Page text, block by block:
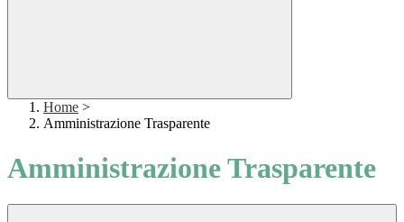
Home >
Amministrazione Trasparente
Amministrazione Trasparente